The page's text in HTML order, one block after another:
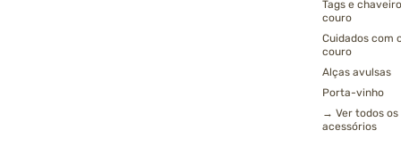
Tags e
couro
Cuidados com
couro
Alças avulsas
Porta-vinho
→ Ver todos os
acessórios